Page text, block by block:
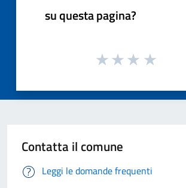
su questa pagina?
Contatta il comune
Leggi le domande frequenti